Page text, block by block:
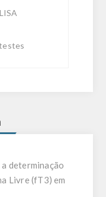
determinação
Livre (fT3) em